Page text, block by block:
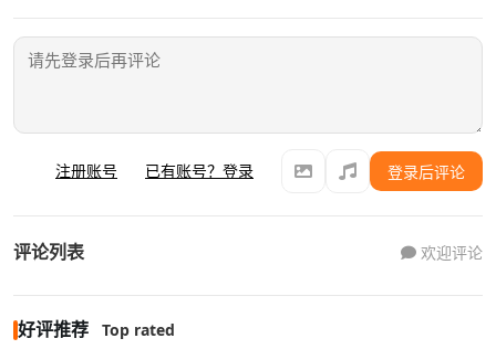
注册账号 已有账号？登录 登录后评论
评论列表 欢迎评论
好评推荐 Top rated